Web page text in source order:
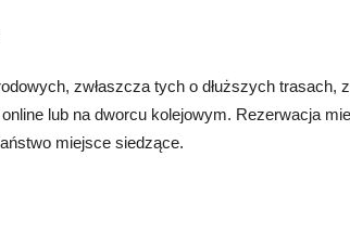
zwłaszcza tych o dłuższych trasach,
lub na dworcu kolejowym. Rezerwacja
miejsce siedzące.